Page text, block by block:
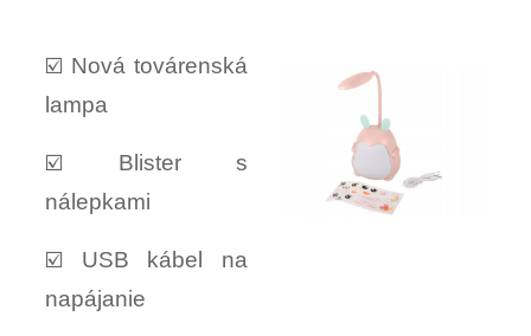
☑️ Nová továrenská
lampa
☑️ Blister s
nálepkami
☑️ USB kábel na
napájanie